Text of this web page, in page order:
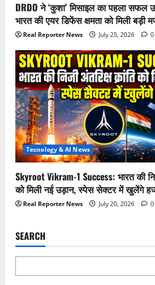
DRDO ने ‘कुशा’ मिसाइल का पहला सफल
भारत की एयर डिफेंस क्षमता को मिली बड़ी
Real Reporter News July 25, 2026 0
Tecnology & AI News
Skyroot Vikram-1 Success: भारत की
को मिली नई उड़ान, स्पेस सेक्टर में खुलेंगे
Real Reporter News July 20, 2026 0
SEARCH